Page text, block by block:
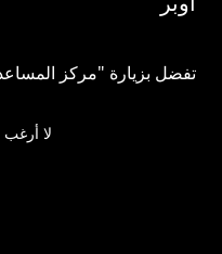
تفضل بزيارة "مركز
لا